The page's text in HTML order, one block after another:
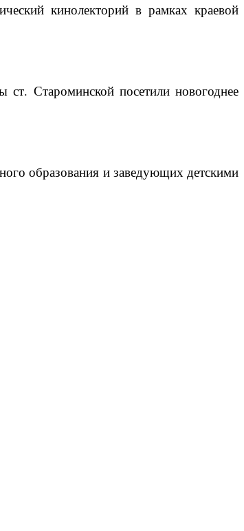
кинолекторий в рамках краевой
Староминской посетили новогоднее
образования и заведующих детскими